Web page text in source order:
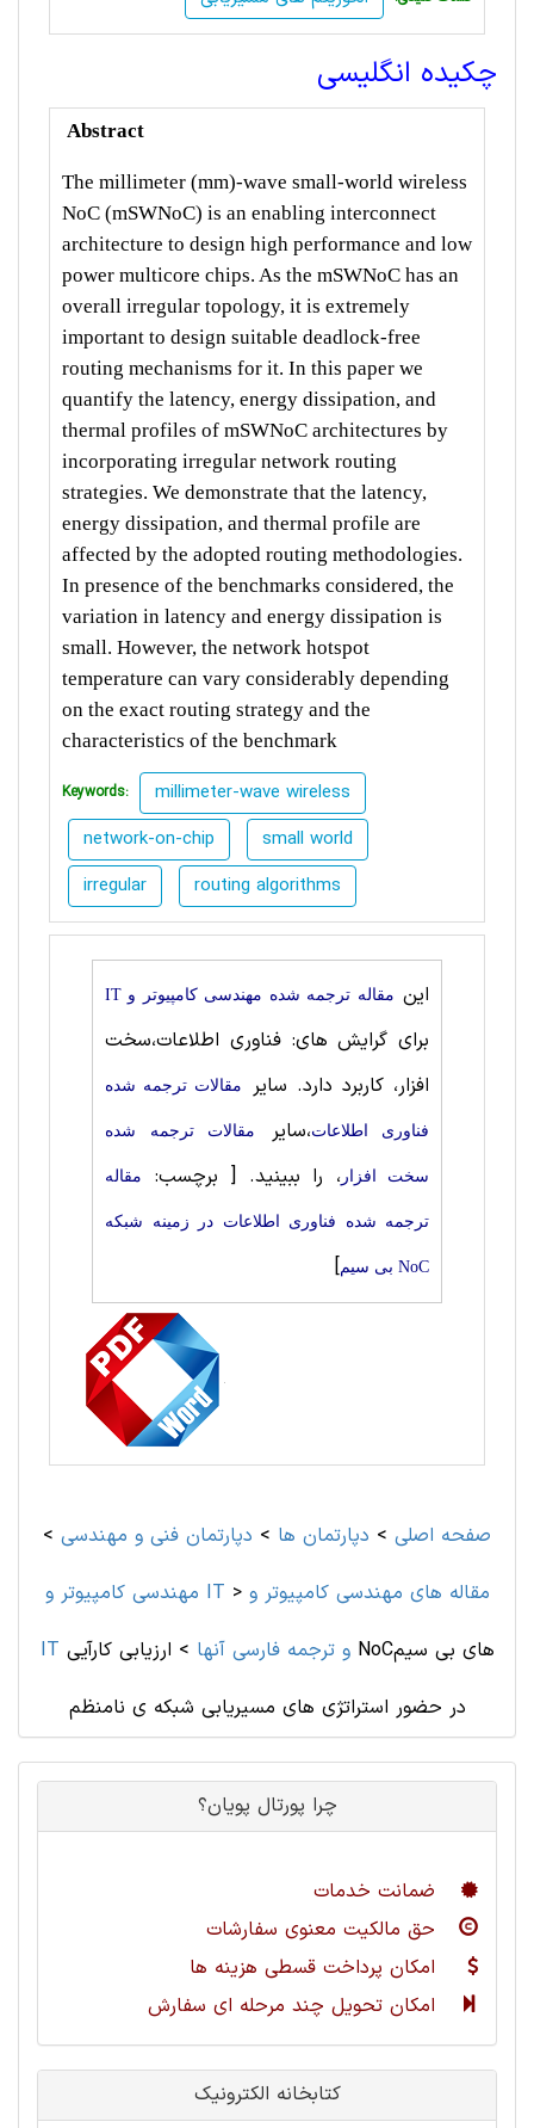
چکیده انگلیسی
Abstract
The millimeter (mm)-wave small-world wireless
NoC (mSWNoC) is an enabling interconnect
architecture to design high performance and low
power multicore chips. As the mSWNoC has an
overall irregular topology, it is extremely
important to design suitable deadlock-free
routing mechanisms for it. In this paper we
quantify the latency, energy dissipation, and
thermal profiles of mSWNoC architectures by
incorporating irregular network routing
strategies. We demonstrate that the latency,
energy dissipation, and thermal profile are
affected by the adopted routing methodologies.
In presence of the benchmarks considered, the
variation in latency and energy dissipation is
small. However, the network hotspot
temperature can vary considerably depending
on the exact routing strategy and the
characteristics of the benchmark
Keywords:
millimeter-wave wireless
network-on-chip
small world
irregular
routing algorithms
این مقاله ترجمه شده مهندسی کامپیوتر و IT
برای گرایش های: فناوری اطلاعات،سخت
‌افزار، کاربرد دارد. سایر
مقالات ترجمه شده
فناوری اطلاعات،سایر مقالات ترجمه شده
سخت ‌افزار ، را ببینید.[ برچسب: مقاله
ترجمه شده فناوری اطلاعات در زمینه شبکه
NoC بی سیم ]
صفحه اصلی > دپارتمان ها > دپارتمان فنی و مهندسی >
مهندسی کامپیوتر و IT > مقاله های مهندسی کامپیوتر و
IT و ترجمه فارسی آنها > ارزیابی کارآیی NoCهای بی سیم
در حضور استراتژی های مسیریابی شبکه ی نامنظم
چرا پورتال پویان؟
ضمانت خدمات
حق مالکیت معنوی سفارشات
امکان پرداخت قسطی هزینه ها
امکان تحویل چند مرحله ای سفارش
کتابخانه الکترونیک